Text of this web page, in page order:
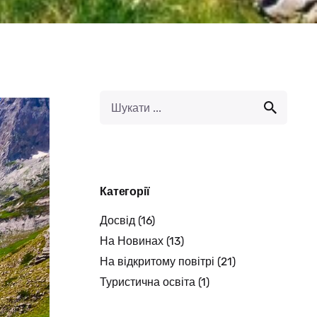
Категорії
Досвід (16)
На Новинах (13)
На відкритому повітрі (21)
Туристична освіта (1)